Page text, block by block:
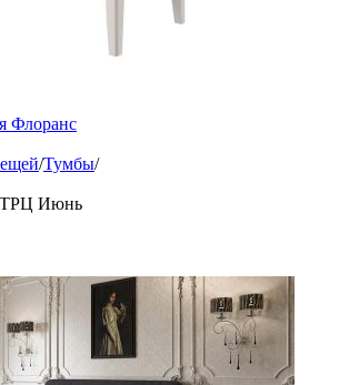
Флоранс
/Тумбы/
ТРЦ Июнь